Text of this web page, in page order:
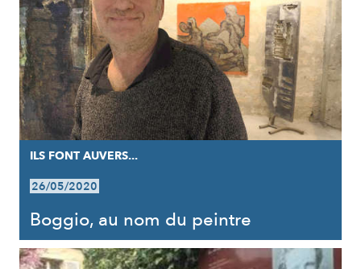
ILS FONT AUVERS...
26/05/2020
Boggio, au nom du peintre